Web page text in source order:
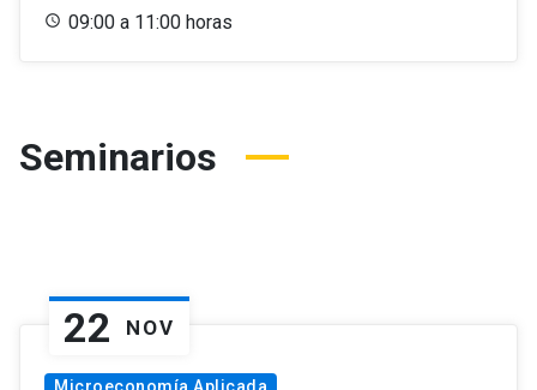
09:00 a 11:00 horas
Seminarios
22 NOV